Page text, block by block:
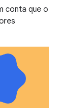
conta que o